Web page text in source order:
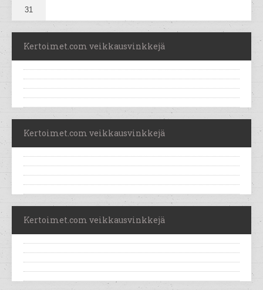
31
Kertoimet.com veikkausvinkkejä
Kertoimet.com veikkausvinkkejä
Kertoimet.com veikkausvinkkejä